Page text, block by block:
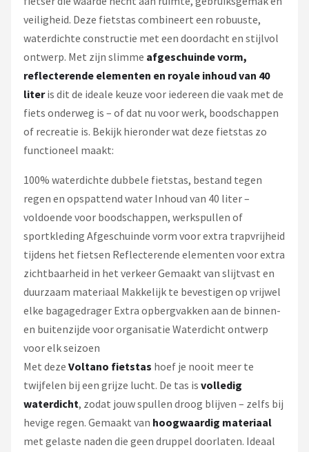
veiligheid. Deze fietstas combineert een robuuste,
waterdichte constructie met een doordacht en stijlvol
ontwerp. Met zijn slimme afgeschuinde vorm,
reflecterende elementen en royale inhoud van 40
literis dit de ideale keuze voor iedereen die vaak met de
fiets onderweg is – of dat nu voor werk, boodschappen
of recreatie is. Bekijk hieronder wat deze fietstas zo
functioneel maakt:
100% waterdichte dubbele fietstas, bestand tegen
regen en opspattend water Inhoud van 40 liter –
voldoende voor boodschappen, werkspullen of
sportkleding Afgeschuinde vorm voor extra trapvrijheid
tijdens het fietsen Reflecterende elementen voor extra
zichtbaarheid in het verkeer Gemaakt van slijtvast en
duurzaam materiaal Makkelijk te bevestigen op vrijwel
elke bagagedrager Extra opbergvakken aan de binnen-
en buitenzijde voor organisatie Waterdicht ontwerp
voor elk seizoen
Met deze Voltano fietstas hoef je nooit meer te
twijfelen bij een grijze lucht. De tas is volledig
waterdicht, zodat jouw spullen droog blijven – zelfs bij
hevige regen. Gemaakt van hoogwaardig materiaal
met gelaste naden die geen druppel doorlaten. Ideaal